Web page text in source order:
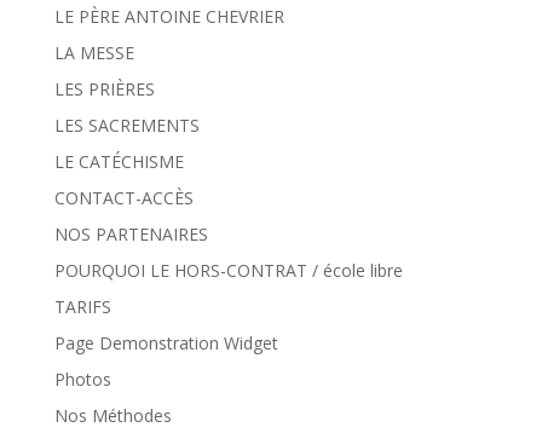
LE PÈRE ANTOINE CHEVRIER
LA MESSE
LES PRIÈRES
LES SACREMENTS
LE CATÉCHISME
CONTACT-ACCÈS
NOS PARTENAIRES
POURQUOI LE HORS-CONTRAT / école libre
TARIFS
Page Demonstration Widget
Photos
Nos Méthodes